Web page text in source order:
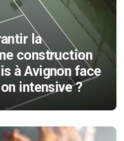
la
construction
à Avignon face
intensive ?